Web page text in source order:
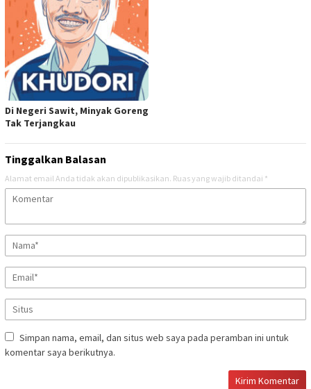
Di Negeri Sawit, Minyak Goreng
Tak Terjangkau
Tinggalkan Balasan
Alamat email Anda tidak akan dipublikasikan. Ruas yang wajib ditandai *
Simpan nama, email, dan situs web saya pada peramban ini untuk
komentar saya berikutnya.